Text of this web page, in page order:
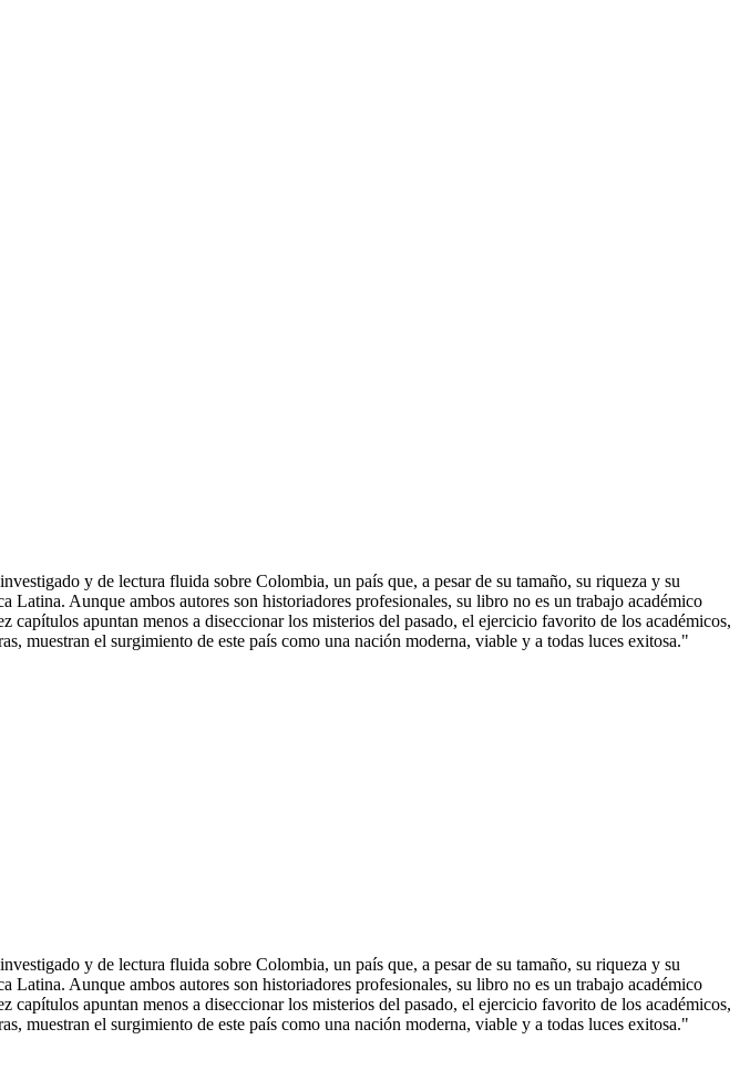
y de lectura fluida sobre Colombia, un país que, a pesar de su tamaño, su riqueza y su
Aunque ambos autores son historiadores profesionales, su libro no es un trabajo académico
apuntan menos a diseccionar los misterios del pasado, el ejercicio favorito de los académicos,
muestran el surgimiento de este país como una nación moderna, viable y a todas luces exitosa."
y de lectura fluida sobre Colombia, un país que, a pesar de su tamaño, su riqueza y su
Aunque ambos autores son historiadores profesionales, su libro no es un trabajo académico
apuntan menos a diseccionar los misterios del pasado, el ejercicio favorito de los académicos,
muestran el surgimiento de este país como una nación moderna, viable y a todas luces exitosa."